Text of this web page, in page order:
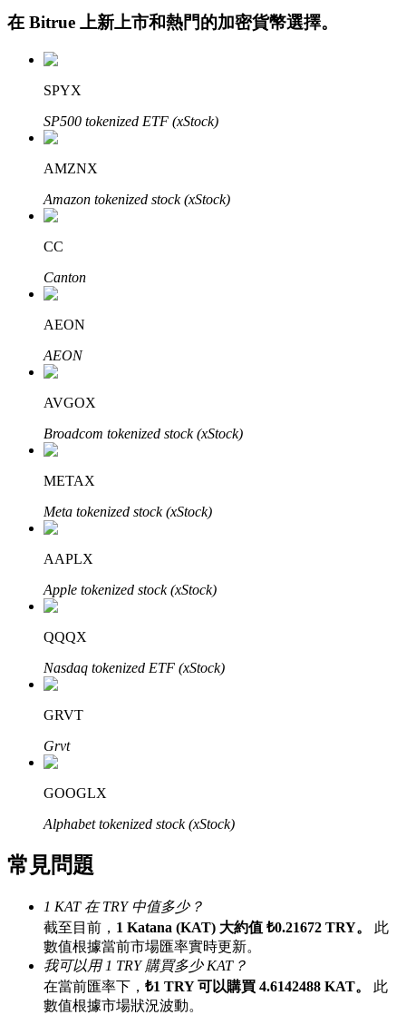
定投理财
享受活期理財及長期收益
學習理財
了解如何賺取穩定收入
Bitrue
合夥人計劃
Bitrue渠道合伙人
最高達65%佣金！
在 Bitrue 上新上市和熱門的加密貨幣選擇。
SPYX
SP500 tokenized ETF (xStock)
AMZNX
Amazon tokenized stock (xStock)
CC
Canton
AEON
AEON
AVGOX
Broadcom tokenized stock (xStock)
METAX
Meta tokenized stock (xStock)
AAPLX
Apple tokenized stock (xStock)
QQQX
Nasdaq tokenized ETF (xStock)
GRVT
Grvt
GOOGLX
Alphabet tokenized stock (xStock)
常見問題
1 KAT 在 TRY 中值多少？
截至目前， 1 Katana (KAT) 大約值 ₺0.21672 TRY。
此
數值根據當前市場匯率實時更新。
我可以用 1 TRY 購買多少 KAT？
在當前匯率下， ₺1 TRY 可以購買 4.6142488 KAT。
此
數值根據市場狀況波動。